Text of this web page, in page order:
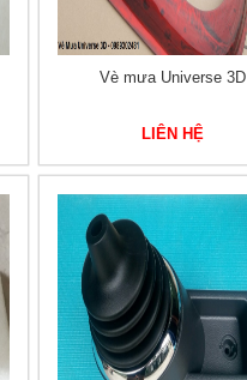
Vè mưa Universe 3D
LIÊN HỆ